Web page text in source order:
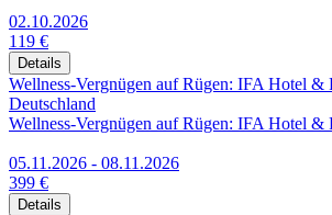
02.10.2026
119 €
Details
Wellness-Vergnügen auf Rügen: IFA Hotel &
Deutschland
Wellness-Vergnügen auf Rügen: IFA Hotel &
05.11.2026 - 08.11.2026
399 €
Details